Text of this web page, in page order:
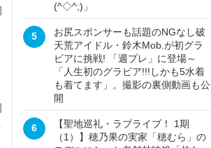
(^◇^;)」
5
お尻スポンサーも話題のNGなし破
天荒アイドル・鈴木Mob.が初グラ
ビアに挑戦! 「週プレ」に登場～
「人生初のグラビア!!!しかも5水着
も着てます」。撮影の裏側動画も公
開
6
【聖地巡礼・ラブライブ！ 1期
（1）】穂乃果の実家「穂むら」の